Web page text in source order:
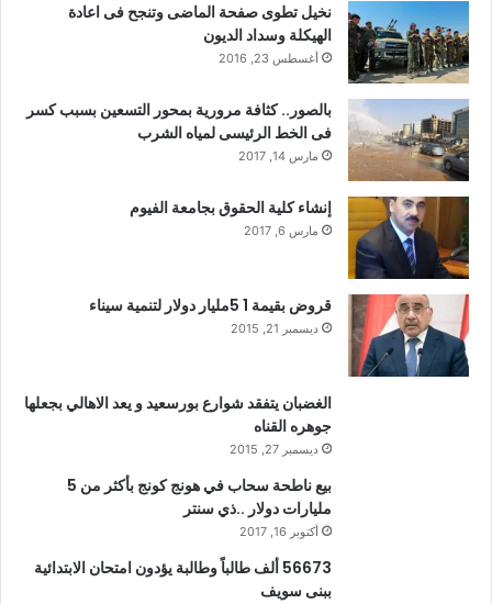
نخيل تطوى صفحة الماضى وتنجح فى اعادة
الهيكلة وسداد الديون
أغسطس 23, 2016
بالصور.. كثافة مرورية بمحور التسعين بسبب كسر
فى الخط الرئيسى لمياه الشرب
مارس 14, 2017
إنشاء كلية الحقوق بجامعة الفيوم
مارس 6, 2017
قروض بقيمة 1 5مليار دولار لتنمية سيناء
ديسمبر 21, 2015
الغضبان يتفقد شوارع بورسعيد و يعد الاهالي بجعلها
جوهره القناه
ديسمبر 27, 2015
بيع ناطحة سحاب في هونج كونج بأكثر من 5
مليارات دولار ..ذي سنتر
أكتوبر 16, 2017
56673 ألف طالباً وطالبة يؤدون امتحان الابتدائية
ببنى سويف